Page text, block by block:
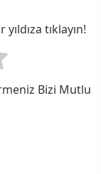
tıklayın!
Bizi Mutlu